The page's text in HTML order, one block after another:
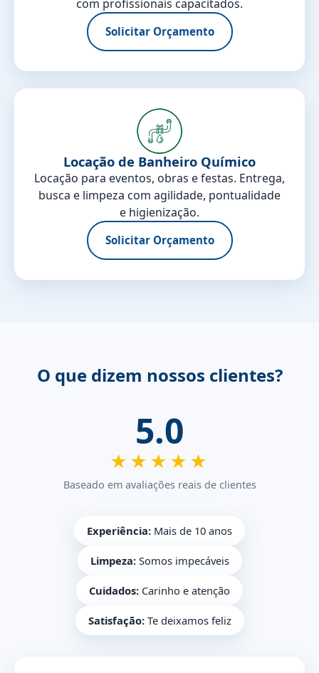
com profissionais capacitados.
Solicitar Orçamento
Locação de Banheiro Químico
Locação para eventos, obras e festas. Entrega,
busca e limpeza com agilidade, pontualidade
e higienização.
Solicitar Orçamento
O que dizem nossos clientes?
5.0
★★★★★
Baseado em avaliações reais de clientes
Experiência: Mais de 10 anos
Limpeza:Somos impecáveis
Cuidados: Carinho e atenção
Satisfação:Te deixamos feliz